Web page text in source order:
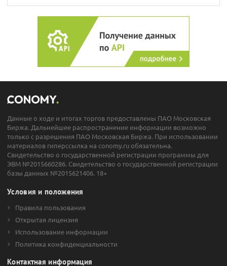
Данные о ходе и итогах торгов предоставлены ПАО Московская
Биржа. Дальнейшее распространение информации возможно
только с разрешения ПАО Московская Биржа. При использовании
материалов гиперссылка на conomy.ru обязательна.
Свидетельство о государственной регистрации программы для
ЭВМ №2015660286. Свидетельство о государственной регистрации
базы данных №2015621406. 18+
Условия и положения
Правила пользования
Открытая лицензия
Использование информации
Политика конфиденциальности
Контактная информация